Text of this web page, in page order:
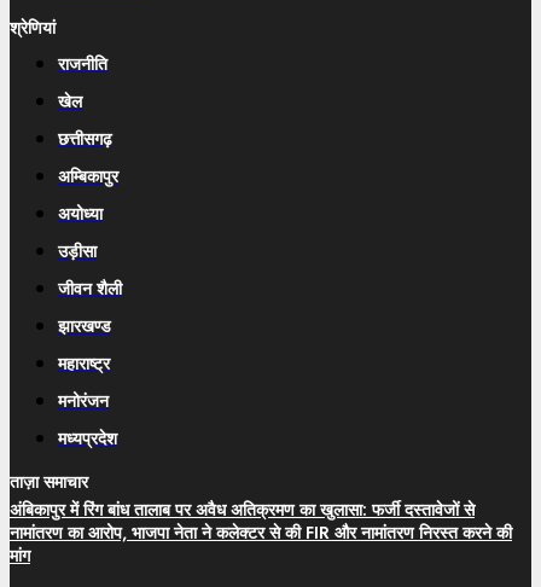
श्रेणियां
राजनीति
खेल
छत्तीसगढ़
अम्बिकापुर
अयोध्या
उड़ीसा
जीवन शैली
झारखण्ड
महाराष्ट्र
मनोरंजन
मध्यप्रदेश
ताज़ा समाचार
अंबिकापुर में रिंग बांध तालाब पर अवैध अतिक्रमण का खुलासा: फर्जी दस्तावेजों से
नामांतरण का आरोप, भाजपा नेता ने कलेक्टर से की FIR और नामांतरण निरस्त करने की
मांग